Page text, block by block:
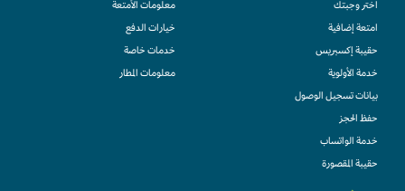
اختر وجبتك
امتعة إضافية
حقيبة إكسبريس
خدمة الأولوية
بيانات تسجيل الوصول
حفظ الحجز
خدمة الواتساب
حقيبة المقصورة
معلومات الأمتعة
خيارات الدفع
خدمات خاصة
معلومات المطار